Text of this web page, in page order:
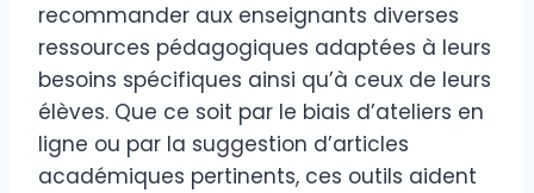
recommander aux enseignants diverses
ressources pédagogiques adaptées à leurs
besoins spécifiques ainsi qu’à ceux de leurs
élèves. Que ce soit par le biais d’ateliers en
ligne ou par la suggestion d’articles
académiques pertinents, ces outils aident